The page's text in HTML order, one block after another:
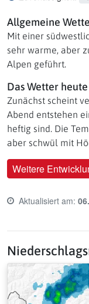
Allgemeine
Mit einer
sehr warme, aber
Alpen geführt.
Das Wetter heute
Zunächst scheint
Abend entstehen
heftig sind. Die
aber schwül mit
Weitere
Last update time:
Aktualisiert am: